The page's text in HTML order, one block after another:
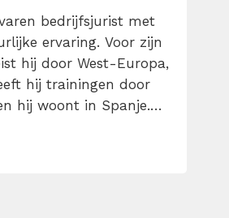
bedrijfsjurist met
ervaring. Voor zijn
hij door West-Europa,
hij trainingen door
hij woont in Spanje.
snel kunnen